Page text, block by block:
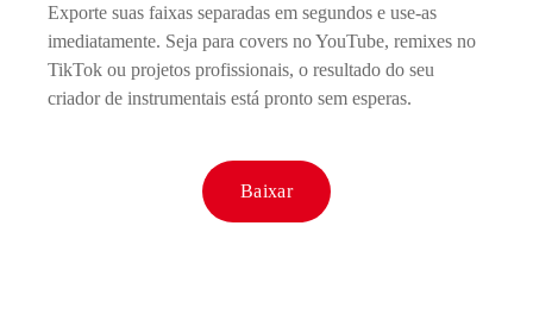
Exporte suas faixas separadas em segundos e use-as
imediatamente. Seja para covers no YouTube, remixes no
TikTok ou projetos profissionais, o resultado do seu
criador de instrumentais está pronto sem esperas.
Baixar